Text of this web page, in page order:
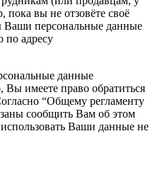
пока вы не отзовёте своё
Ваши персональные данные
по адресу
данные
Вы имеете право обратиться
“Общему регламенту
сообщить Вам об этом
Ваши данные не